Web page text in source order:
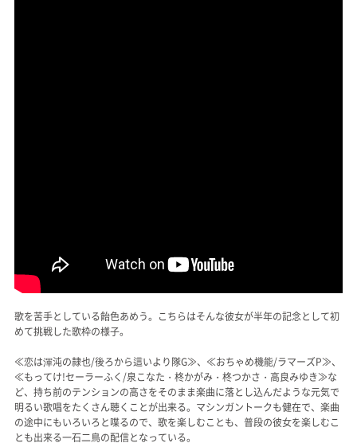
歌を苦手としている飴色あめう。こちらはそんな彼女が半年の記念として初
めて挑戦した歌枠の様子。
≪恋は渾沌の隷也/後ろから這いより隊G≫、≪おちゃめ機能/ラマーズP≫、
≪もってけ!セーラーふく/泉こなた・柊かがみ・柊つかさ・高良みゆき≫な
ど、持ち前のテンションの高さをそのまま楽曲に落とし込んだような元気で
明るい歌唱をたくさん聴くことが出来る。マシンガントークも健在で、楽曲
の途中にもいろいろと喋るので、歌を楽しむことも、普段の彼女を楽しむこ
とも出来る一石二鳥の配信となっている。